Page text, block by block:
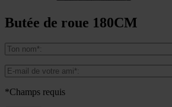
Butée de roue 180CM
*Champs requis